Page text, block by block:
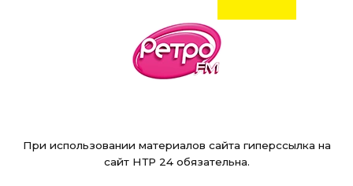
При использовании материалов сайта гиперссылка на
сайт НТР 24 обязательна.